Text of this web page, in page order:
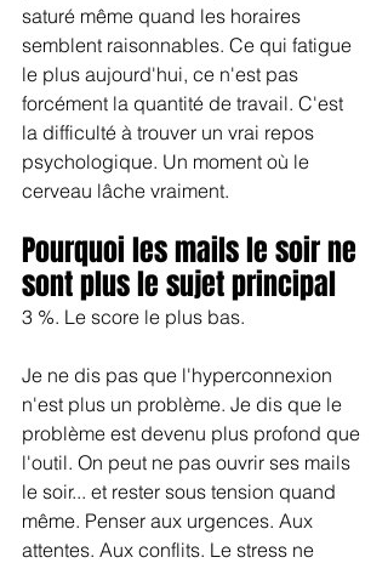
saturé même quand les horaires
semblent raisonnables. Ce qui fatigue
le plus aujourd'hui, ce n'est pas
forcément la quantité de travail. C'est
la difficulté à trouver un vrai repos
psychologique. Un moment où le
cerveau lâche vraiment.
Pourquoi les mails le soir ne
sont plus le sujet principal
3 %. Le score le plus bas.
Je ne dis pas que l'hyperconnexion
n'est plus un problème. Je dis que le
problème est devenu plus profond que
l'outil. On peut ne pas ouvrir ses mails
le soir... et rester sous tension quand
même. Penser aux urgences. Aux
attentes. Aux conflits. Le stress ne